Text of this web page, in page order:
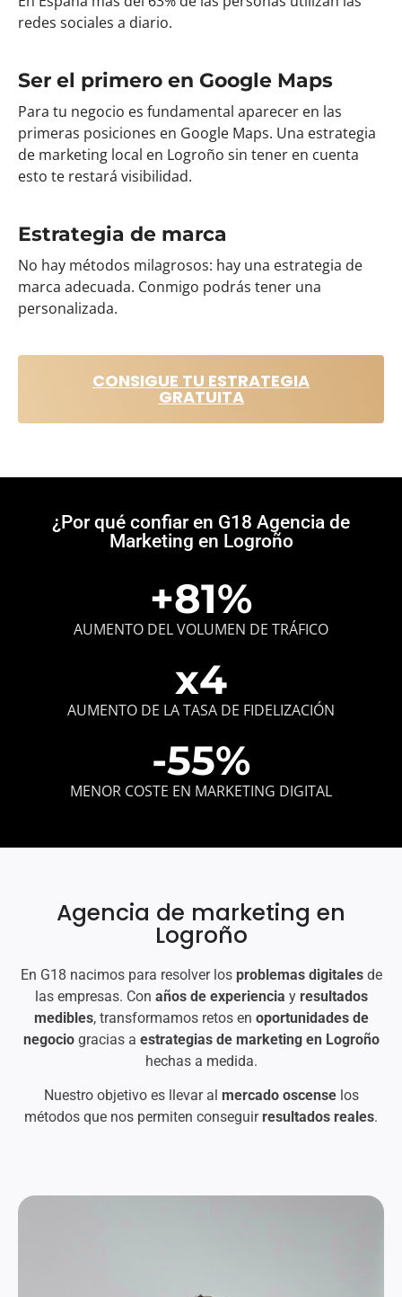
redes sociales a diario.
Ser el primero en Google Maps
Para tu negocio es fundamental aparecer en las
primeras posiciones en Google Maps. Una estrategia
de marketing local en Logroño sin tener en cuenta
esto te restará visibilidad.
Estrategia de marca
No hay métodos milagrosos: hay una estrategia de
marca adecuada. Conmigo podrás tener una
personalizada.
CONSIGUE TU ESTRATEGIA
GRATUITA
¿Por qué confiar en G18 Agencia de
Marketing en Logroño
AUMENTO DEL VOLUMEN DE TRÁFICO
+81%
AUMENTO DE LA TASA DE FIDELIZACIÓN
x4
MENOR COSTE EN MARKETING DIGITAL
-55%
Agencia de marketing en
Logroño
En G18 nacimos para resolver los problemas digitalesde
las empresas. Con años de experiencia y resultados
medibles, transformamos retos en oportunidades de
negociogracias a estrategias de marketing en Logroño
hechas a medida.
Nuestro objetivo es llevar al mercado oscenselos
métodos que nos permiten conseguirresultados reales.